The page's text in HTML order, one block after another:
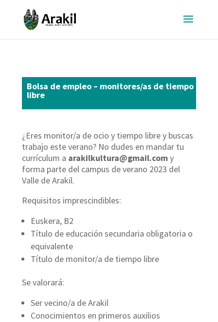
Bolsa de empleo – monitores/as de tiempo
libre
¿Eres monitor/a de ocio y tiempo libre y buscas
trabajo este verano? No dudes en mandar tu
currículum a arakilkultura@gmail.comy
forma parte del campus de verano 2023 del
Valle de Arakil.
Requisitos imprescindibles:
Euskera, B2
Título de educación secundaria obligatoria o
equivalente
Título de monitor/a de tiempo libre
Se valorará:
Ser vecino/a de Arakil
Conocimientos en primeros auxilios